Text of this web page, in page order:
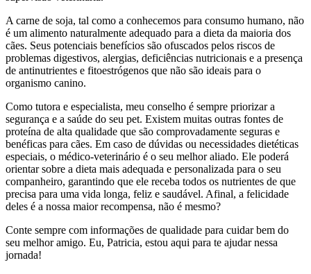
A carne de soja, tal como a conhecemos para consumo humano, não
é um alimento naturalmente adequado para a dieta da maioria dos
cães. Seus potenciais benefícios são ofuscados pelos riscos de
problemas digestivos, alergias, deficiências nutricionais e a presença
de antinutrientes e fitoestrógenos que não são ideais para o
organismo canino.
Como tutora e especialista, meu conselho é sempre priorizar a
segurança e a saúde do seu pet. Existem muitas outras fontes de
proteína de alta qualidade que são comprovadamente seguras e
benéficas para cães. Em caso de dúvidas ou necessidades dietéticas
especiais, o médico-veterinário é o seu melhor aliado. Ele poderá
orientar sobre a dieta mais adequada e personalizada para o seu
companheiro, garantindo que ele receba todos os nutrientes de que
precisa para uma vida longa, feliz e saudável. Afinal, a felicidade
deles é a nossa maior recompensa, não é mesmo?
Conte sempre com informações de qualidade para cuidar bem do
seu melhor amigo. Eu, Patricia, estou aqui para te ajudar nessa
jornada!